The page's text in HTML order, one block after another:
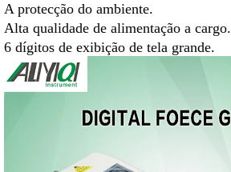
A protecção do ambiente.
Alta qualidade de alimentação a cargo.
6 dígitos de exibição de tela grande.